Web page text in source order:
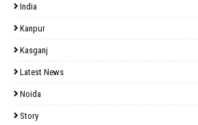
India
Kanpur
Kasganj
Latest News
Noida
Story